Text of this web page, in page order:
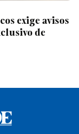
exige avisos
de